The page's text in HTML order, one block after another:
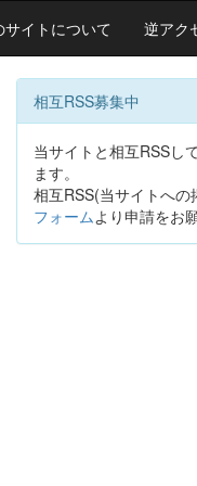
サイトについて 逆アク
相互RSS募集中
当サイトと相互RSSし
ます。
相互RSS(当サイトへ
フォームより申請をお